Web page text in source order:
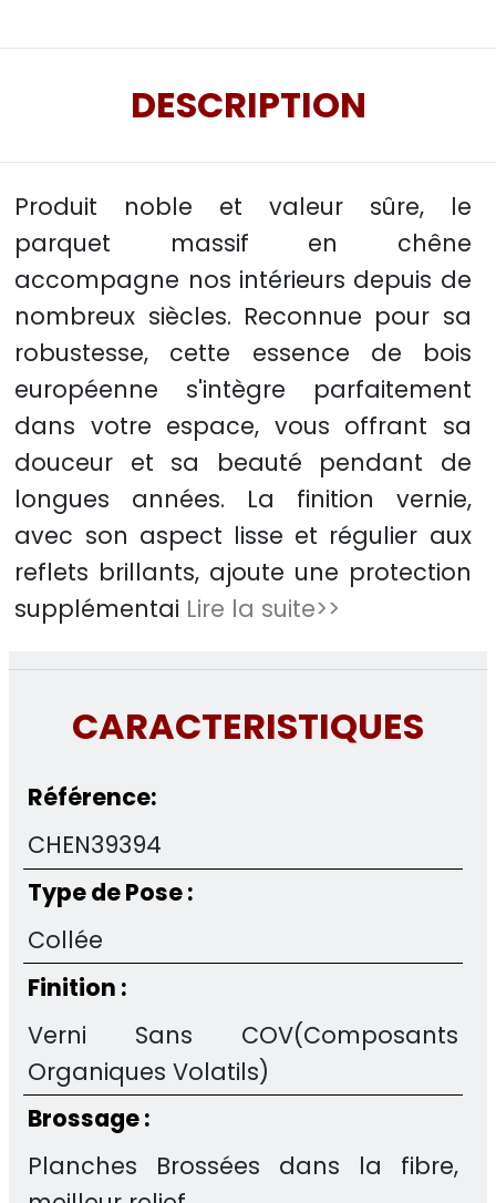
DESCRIPTION
Produit noble et valeur sûre, le
parquet massif en chêne
accompagne nos intérieurs depuis de
nombreux siècles. Reconnue pour sa
robustesse, cette essence de bois
européenne s'intègre parfaitement
dans votre espace, vous offrant sa
douceur et sa beauté pendant de
longues années. La finition vernie,
avec son aspect lisse et régulier aux
reflets brillants, ajoute une protection
supplémentai Lire la suite>>
CARACTERISTIQUES
Référence:
CHEN39394
Type de Pose :
Collée
Finition :
Verni Sans COV(Composants
Organiques Volatils)
Brossage :
Planches Brossées dans la fibre,